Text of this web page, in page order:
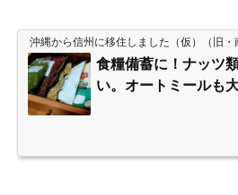
沖縄から信州に移住しました（仮）（旧・
食糧備蓄に！ナッツ
い。オートミールも大